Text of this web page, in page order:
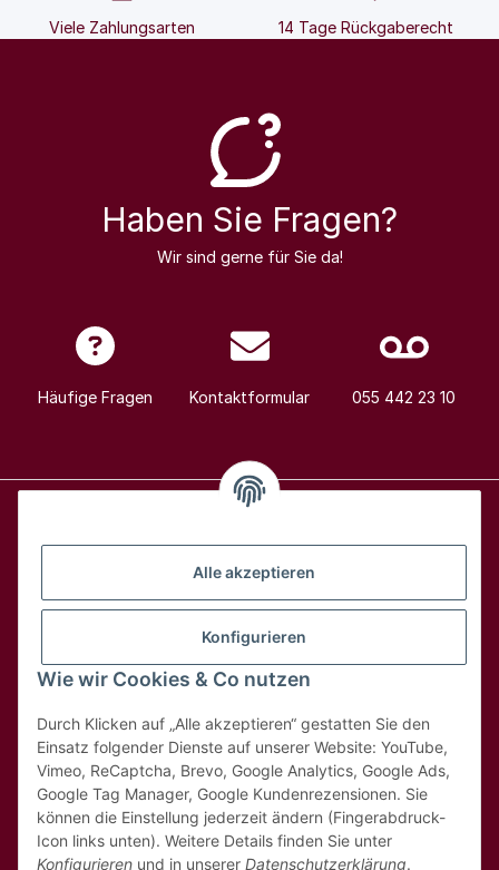
Alle akzeptieren
Konfigurieren
Wie wir Cookies & Co nutzen
Durch Klicken auf „Alle akzeptieren“ gestatten Sie den
Einsatz folgender Dienste auf unserer Website: YouTube,
Vimeo, ReCaptcha, Brevo, Google Analytics, Google Ads,
Google Tag Manager, Google Kundenrezensionen. Sie
können die Einstellung jederzeit ändern (Fingerabdruck-
Icon links unten). Weitere Details finden Sie unter
Konfigurieren und in unserer Datenschutzerklärung.
Viele Zahlungsarten 14 Tage Rückgaberecht
Haben Sie Fragen?
Wir sind gerne für Sie da!
Häufige Fragen Kontaktformular 055 442 23 10
Hilfe & Kontakt
Rechtliches